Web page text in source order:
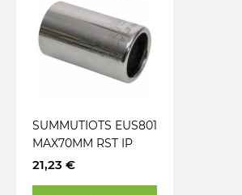
SUMMUTIOTS EUS801
MAX70MM RST IP
21,23 €